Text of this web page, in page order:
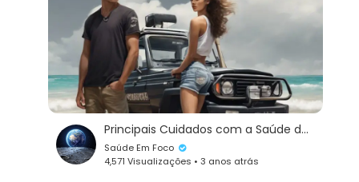
Principais Cuidados com a Saúde do Pênis para Evitar Amputações
Saúde Em Foco
4,571 Visualizações • 3 anos atrás